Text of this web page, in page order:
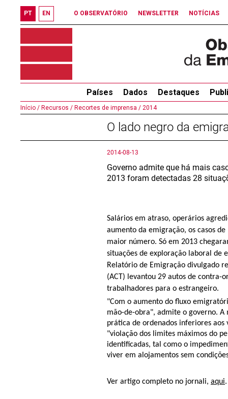
PT EN O OBSERVATÓRIO NEWSLETTER NOTÍCIAS
Países Dados Destaques
Início / Recursos / Recortes de imprensa / 2014
O lado negro da
2014-08-13
Governo admite que há mais
2013 foram detectadas 28
Salários em atraso, operários
aumento da emigração, os casos
maior número. Só em 2013
situações de exploração laboral de
Relatório de Emigração divulgado
(ACT) levantou 29 autos de contra-
trabalhadores para o estrangeiro.
"Com o aumento do fluxo
mão-de-obra", admite o governo. A
prática de ordenados inferiores
"violação dos limites máximos do
identificadas, tal como o
viver em alojamentos sem
Ver artigo completo no jornali, aqui